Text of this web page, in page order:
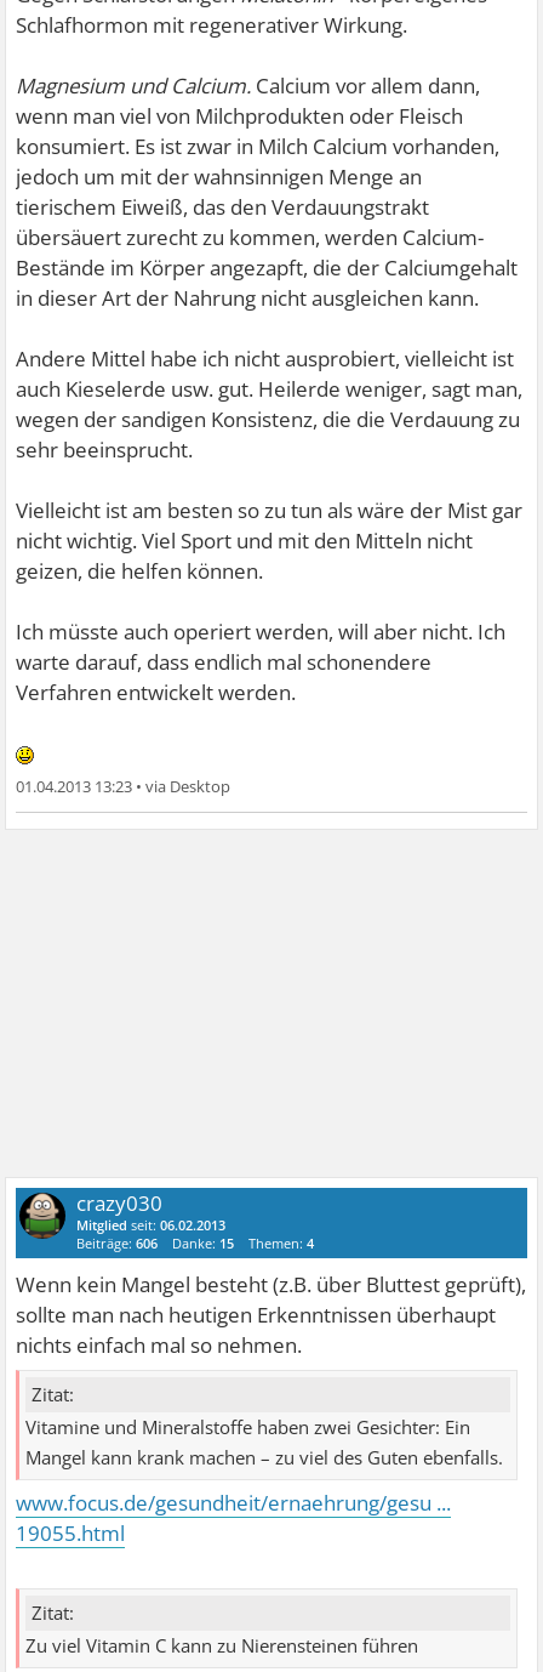
Schlafhormon mit regenerativer Wirkung.
Magnesium und Calcium. Calcium vor allem dann,
wenn man viel von Milchprodukten oder Fleisch
konsumiert. Es ist zwar in Milch Calcium vorhanden,
jedoch um mit der wahnsinnigen Menge an
tierischem Eiweiß, das den Verdauungstrakt
übersäuert zurecht zu kommen, werden Calcium-
Bestände im Körper angezapft, die der Calciumgehalt
in dieser Art der Nahrung nicht ausgleichen kann.
Andere Mittel habe ich nicht ausprobiert, vielleicht ist
auch Kieselerde usw. gut. Heilerde weniger, sagt man,
wegen der sandigen Konsistenz, die die Verdauung zu
sehr beeinsprucht.
Vielleicht ist am besten so zu tun als wäre der Mist gar
nicht wichtig. Viel Sport und mit den Mitteln nicht
geizen, die helfen können.
Ich müsste auch operiert werden, will aber nicht. Ich
warte darauf, dass endlich mal schonendere
Verfahren entwickelt werden.
01.04.2013 13:23 •
crazy030
Mitglied seit:06.02.2013
Beiträge:606 Danke: 15 Themen:4
Wenn kein Mangel besteht (z.B. über Bluttest geprüft),
sollte man nach heutigen Erkenntnissen überhaupt
nichts einfach mal so nehmen.
Zitat:
Vitamine und Mineralstoffe haben zwei Gesichter: Ein
Mangel kann krank machen – zu viel des Guten ebenfalls.
www.focus.de/gesundheit/ernaehrung/gesu ...
19055.html
Zitat:
Zu viel Vitamin C kann zu Nierensteinen führen